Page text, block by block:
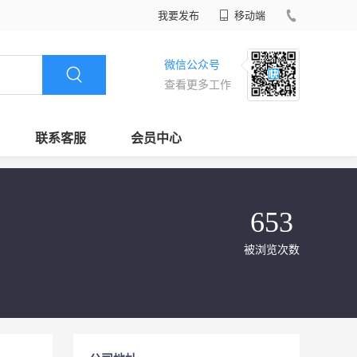
我要发布 移动端
微信公众号
查看更多工作
联系客服 会员中心
653
被浏览次数